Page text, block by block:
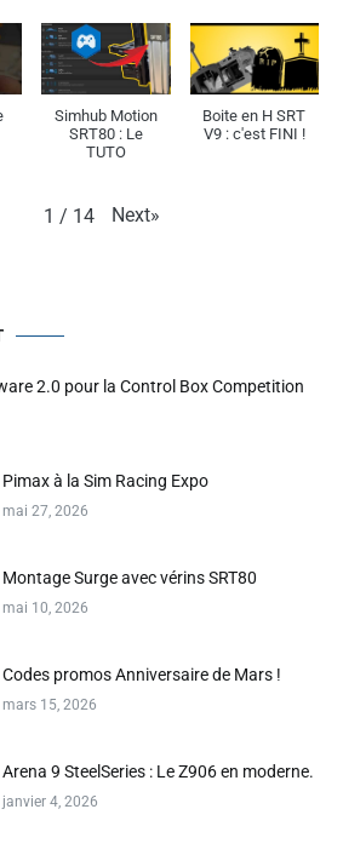
Simhub Motion
SRT80 : Le
TUTO
Boite en H SRT
V9 : c'est FINI !
1 / 14 Next»
2.0 pour la Control Box Competition
Pimax à la Sim Racing Expo
mai 27, 2026
Montage Surge avec vérins SRT80
mai 10, 2026
Codes promos Anniversaire de Mars !
mars 15, 2026
Arena 9 SteelSeries : Le Z906 en moderne.
janvier 4, 2026